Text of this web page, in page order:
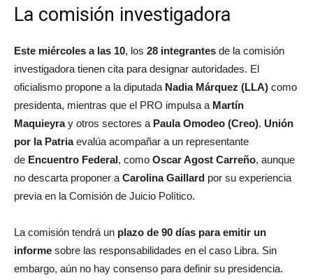
La comisión investigadora
Este miércoles a las 10, los 28 integrantes de la comisión
investigadora tienen cita para designar autoridades. El
oficialismo propone a la diputada Nadia Márquez (LLA) como
presidenta, mientras que el PRO impulsa a Martín
Maquieyray otros sectores a Paula Omodeo (Creo). Unión
por la Patriaevalúa acompañar a un representante
de Encuentro Federal, como Oscar Agost Carreño, aunque
no descarta proponer a Carolina Gaillard por su experiencia
previa en la Comisión de Juicio Político.
La comisión tendrá un plazo de 90 días para emitir un
informe sobre las responsabilidades en el caso Libra. Sin
embargo, aún no hay consenso para definir su presidencia.